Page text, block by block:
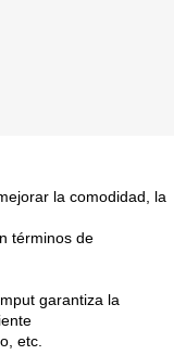
la comodidad, la
términos de
garantiza la
etc.